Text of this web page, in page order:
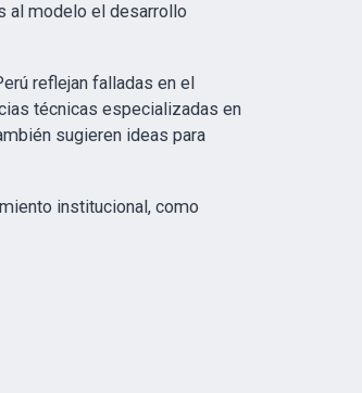
al modelo el desarrollo
reflejan falladas en el
técnicas especializadas en
sugieren ideas para
institucional, como